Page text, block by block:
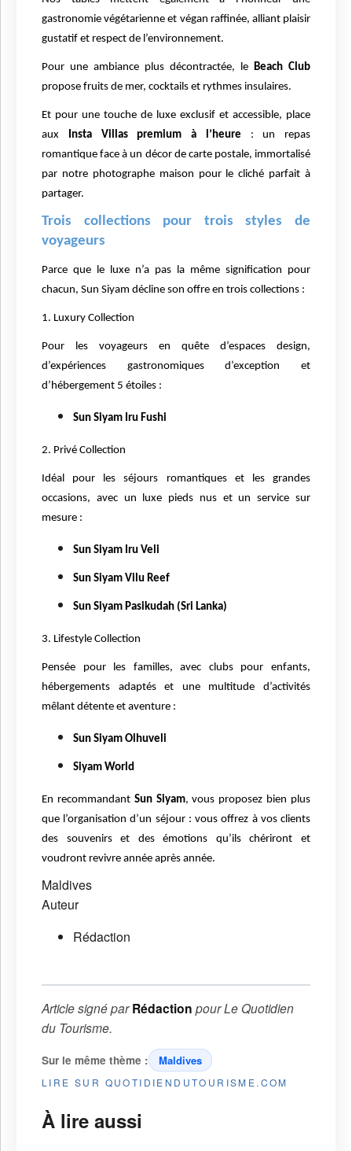
gastronomie végétarienne et végan raffinée, alliant plaisir
gustatif et respect de l’environnement.
Pour une ambiance plus décontractée, le Beach Club
propose fruits de mer, cocktails et rythmes insulaires.
Et pour une touche de luxe exclusif et accessible, place
aux Insta Villas premium à l’heure : un repas
romantique face à un décor de carte postale, immortalisé
par notre photographe maison pour le cliché parfait à
partager.
Trois collections pour trois styles de
voyageurs
Parce que le luxe n’a pas la même signification pour
chacun, Sun Siyam décline son offre en trois collections :
1. Luxury Collection
Pour les voyageurs en quête d’espaces design,
d’expériences gastronomiques d’exception et
d’hébergement 5 étoiles :
Sun Siyam Iru Fushi
2. Privé Collection
Idéal pour les séjours romantiques et les grandes
occasions, avec un luxe pieds nus et un service sur
mesure :
Sun Siyam Iru Veli
Sun Siyam Vilu Reef
Sun Siyam Pasikudah (Sri Lanka)
3. Lifestyle Collection
Pensée pour les familles, avec clubs pour enfants,
hébergements adaptés et une multitude d’activités
mêlant détente et aventure :
Sun Siyam Olhuveli
Siyam World
En recommandant Sun Siyam, vous proposez bien plus
que l’organisation d’un séjour : vous offrez à vos clients
des souvenirs et des émotions qu’ils chériront et
voudront revivre année après année.
Maldives
Auteur
Rédaction
Article signé parRédaction pourLe Quotidien
du Tourisme.
Sur le même thème : Maldives
LIRE SUR QUOTIDIENDUTOURISME.COM
À lire aussi